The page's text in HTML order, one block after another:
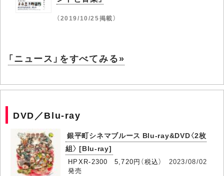
（2019/10/25掲載）
「ニュース」をすべてみる»
DVD／Blu-ray
銀平町シネマブルース Blu-ray&DVD〈2枚
組〉 [Blu-ray]
HPXR-2300 5,720円（税込） 2023/08/02
発売